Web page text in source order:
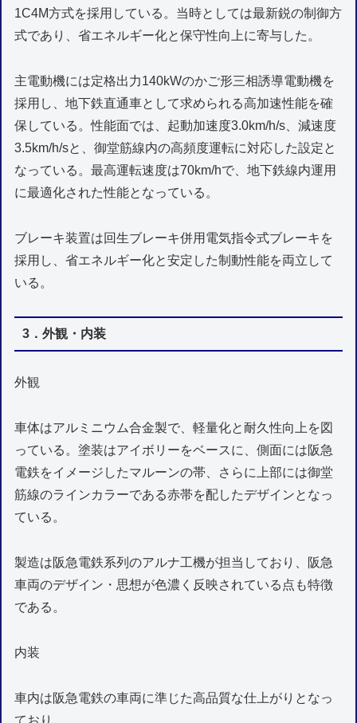
1C4M方式を採用している。当時としては最新鋭の制御方
式であり、省エネルギー化と保守性向上に寄与した。
主電動機には定格出力140kWのかご形三相誘導電動機を
採用し、地下鉄直通車として求められる高加速性能を確
保している。性能面では、起動加速度3.0km/h/s、減速度
3.5km/h/sと、御堂筋線内の高頻度運転に対応した設定と
なっている。最高運転速度は70km/hで、地下鉄線内運用
に最適化された性能となっている。
ブレーキ装置は回生ブレーキ併用電気指令式ブレーキを
採用し、省エネルギー化と安定した制動性能を両立して
いる。
3．外観・内装
外観
車体はアルミニウム合金製で、軽量化と耐久性向上を図
っている。塗装はアイボリーをベースに、側面には阪急
電鉄をイメージしたマルーンの帯、さらに上部には御堂
筋線のラインカラーである赤帯を配したデザインとなっ
ている。
製造は阪急電鉄系列のアルナ工機が担当しており、阪急
車両のデザイン・思想が色濃く反映されている点も特徴
である。
内装
車内は阪急電鉄の車両に準じた高品質な仕上がりとなっ
ており、